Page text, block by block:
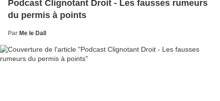
Podcast Clignotant Droit - Les fausses rumeurs
du permis à points
Par Me le Dall